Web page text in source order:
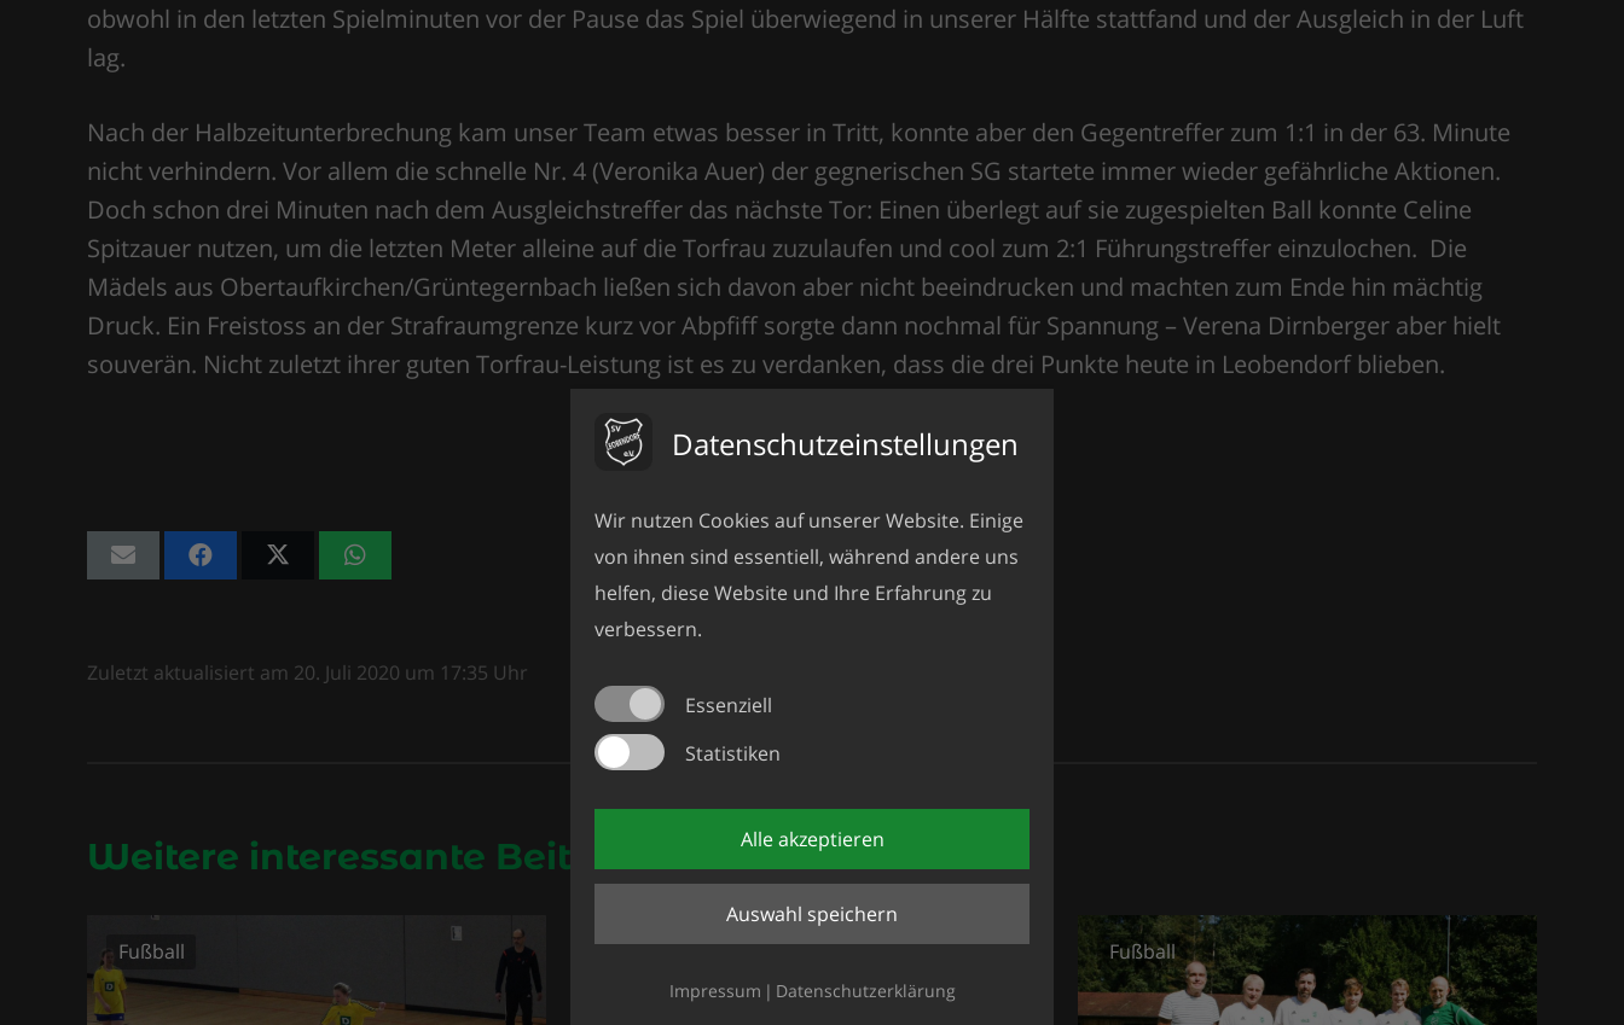
obwohl in den letzten Spielminuten vor der Pause das Spiel überwiegend in unserer Hälfte stattfand und der Ausgleich in der Luft
lag.
Nach der Halbzeitunterbrechung kam unser Team etwas besser in Tritt, konnte aber den Gegentreffer zum 1:1 in der 63. Minute
nicht verhindern. Vor allem die schnelle Nr. 4 (Veronika Auer) der gegnerischen SG startete immer wieder gefährliche Aktionen.
Doch schon drei Minuten nach dem Ausgleichstreffer das nächste Tor: Einen überlegt auf sie zugespielten Ball konnte Celine
Spitzauer nutzen, um die letzten Meter alleine auf die Torfrau zuzulaufen und cool zum 2:1 Führungstreffer einzulochen. Die
Mädels aus Obertaufkirchen/Grüntegernbach ließen sich davon aber nicht beeindrucken und machten zum Ende hin mächtig
Druck. Ein Freistoss an der Strafraumgrenze kurz vor Abpfiff sorgte dann nochmal für Spannung – Verena Dirnberger aber hielt
souverän. Nicht zuletzt ihrer guten Torfrau-Leistung ist es zu verdanken, dass die drei Punkte heute in Leobendorf blieben.
Zuletzt aktualisiert am 20. Juli 2020 um 17:35 Uhr
Weitere interessante Beiträge
Fußball Fußball Fußball
Datenschutzeinstellungen
Wir nutzen Cookies auf unserer Website. Einige
von ihnen sind essentiell, während andere uns
helfen, diese Website und Ihre Erfahrung zu
verbessern.
Essenziell
Statistiken
Alle akzeptieren
Auswahl speichern
Impressum Datenschutzerklärung